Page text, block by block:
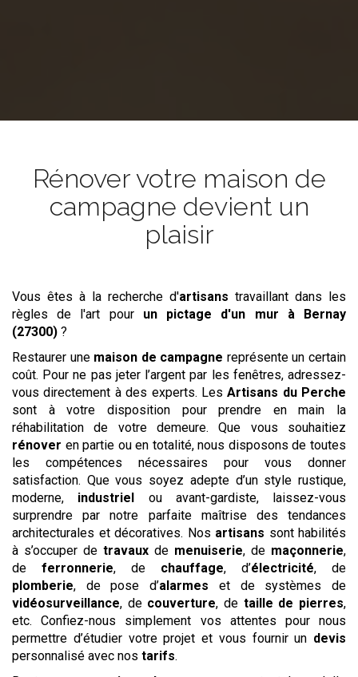
Rénover votre maison de
campagne devient un
plaisir
Vous êtes à la recherche d'artisans travaillant dans les
règles de l'art pour un pictage d'un mur
à Bernay
(27300) ?
Restaurer une maison de campagne représente un certain
coût. Pour ne pas jeter l’argent par les fenêtres, adressez-
vous directement à des experts. LesArtisans du Perche
sont à votre disposition pour prendre en main la
réhabilitation de votre demeure. Que vous souhaitiez
rénover en partie ou en totalité, nous disposons de toutes
les compétences nécessaires pour vous donner
satisfaction. Que vous soyez adepte d’un style rustique,
moderne, industriel ou avant-gardiste, laissez-vous
surprendre par notre parfaite maîtrise des tendances
architecturales et décoratives. Nos artisans sont habilités
à s’occuper de travaux de menuiserie, de maçonnerie,
de ferronnerie, de chauffage, d’électricité, de
plomberie, de pose d’alarmes et de systèmes de
vidéosurveillance, de couverture, de taille de pierres,
etc. Confiez-nous simplement vos attentes pour nous
permettre d’étudier votre projet et vous fournir un devis
personnalisé avec nos tarifs.